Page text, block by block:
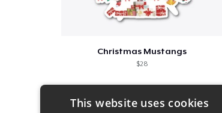
Christmas Mustangs
$28
This website uses cookies